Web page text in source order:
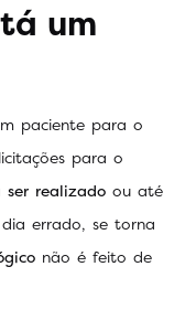
um
paciente para o
para o
realizado ou até
errado, se torna
não é feito de